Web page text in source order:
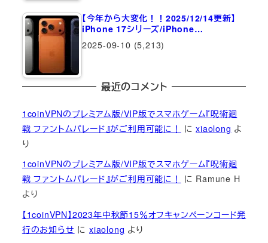
【今年から大変化！！2025/12/14更新】
iPhone 17シリーズ/iPhone…
2025-09-10 (5,213)
最近のコメント
1coinVPNのプレミアム版/VIP版でスマホゲーム『呪術廻
戦 ファントムパレード』がご利用可能に！
にxiaolong よ
り
1coinVPNのプレミアム版/VIP版でスマホゲーム『呪術廻
戦 ファントムパレード』がご利用可能に！
に Ramune H
より
【1coinVPN】2023年中秋節15％オフキャンペーンコード発
行のお知らせ にxiaolong より